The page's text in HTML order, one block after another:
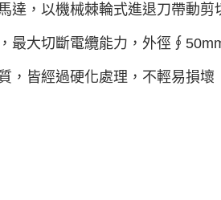
達，以機械棘輪式進退刀帶動
最大切斷電纜能力，外徑
，皆經過硬化處理，不輕易損壞